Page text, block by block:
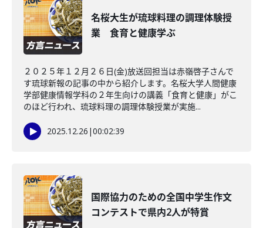
名桜大生が琉球料理の調理体験授
業 食育と健康学ぶ
２０２５年１２月２６日(金)放送回担当は赤嶺啓子さんで
す琉球新報の記事の中から紹介します。名桜大学人間健康
学部健康情報学科の２年生向けの講義「食育と健康」がこ
のほど行われ、琉球料理の調理体験授業が実施...
2025.12.26 |00:02:39
国際協力のための全国中学生作文
コンテストで県内2人が特賞